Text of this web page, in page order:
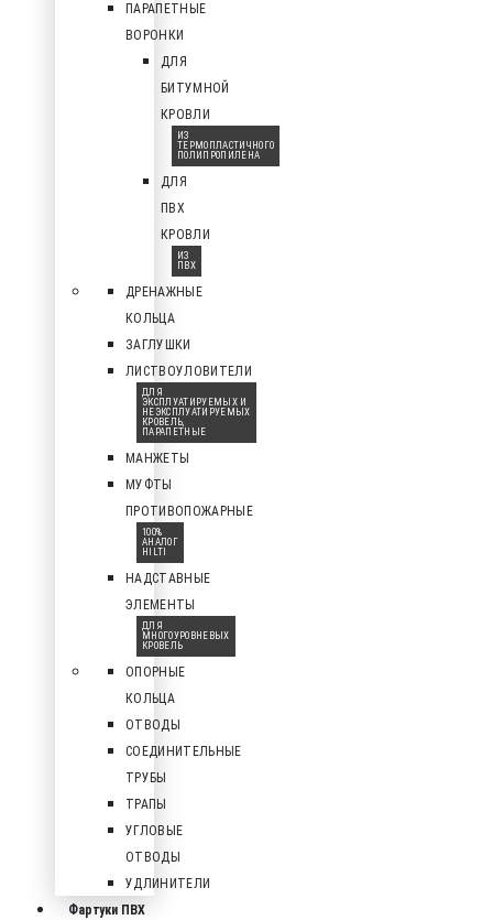
ПАРАПЕТНЫЕ
ВОРОНКИ
ДЛЯ
БИТУМНОЙ
КРОВЛИ
ИЗ
ТЕРМОПЛАСТИЧНОГО
ПОЛИПРОПИЛЕНА
ДЛЯ
ПВХ
КРОВЛИ
ИЗ
ПВХ
ДРЕНАЖНЫЕ
КОЛЬЦА
ЗАГЛУШКИ
ЛИСТВОУЛОВИТЕЛИ
ДЛЯ
ЭКСПЛУАТИРУЕМЫХ И
НЕЭКСПЛУАТИРУЕМЫХ
КРОВЕЛЬ,
ПАРАПЕТНЫЕ
МАНЖЕТЫ
МУФТЫ
ПРОТИВОПОЖАРНЫЕ
100%
АНАЛОГ
HILTI
НАДСТАВНЫЕ
ЭЛЕМЕНТЫ
ДЛЯ
МНОГОУРОВНЕВЫХ
КРОВЕЛЬ
ОПОРНЫЕ
КОЛЬЦА
ОТВОДЫ
СОЕДИНИТЕЛЬНЫЕ
ТРУБЫ
ТРАПЫ
УГЛОВЫЕ
ОТВОДЫ
УДЛИНИТЕЛИ
Фартуки ПВХ